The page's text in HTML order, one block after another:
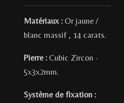
Matériaux : Or jaune /
blanc massif , 14 carats.
Pierre :Cubic Zircon -
5x3x2mm.
Système de fixation :